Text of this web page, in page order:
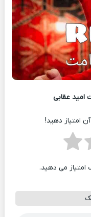
عقابی
امتیاز دهید!
امتیاز می دهید.